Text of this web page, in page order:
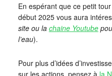
En espérant que ce petit
début 2025 vous aura
site ou la chaine Youtube
l’eau).
Pour plus d’idées
sur les actions, pensez à la